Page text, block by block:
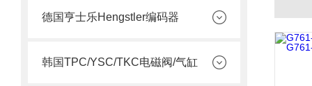
德国亨士乐Hengstler编码器
韩国TPC/YSC/TKC电磁阀/气缸